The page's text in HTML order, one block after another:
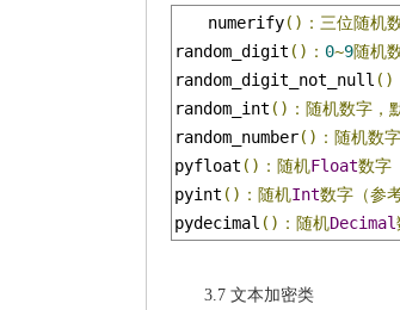
numerify()：三位随机
random_digit ()： 0~9随机
random_digit_not_null ()
random_int ()：随机数字，
random_number()：随机数
pyfloat ()：随机Float数字
pyint ()：随机Int数字（参
pydecimal ()：随机Decimal
3.7 文本加密类